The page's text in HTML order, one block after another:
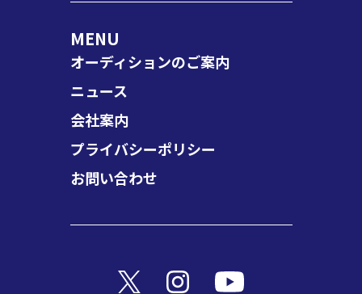
MENU
オーディションのご案内
ニュース
会社案内
プライバシーポリシー
お問い合わせ